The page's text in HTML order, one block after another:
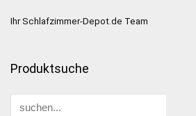
Ihr Schlafzimmer-Depot.de Team
Produktsuche